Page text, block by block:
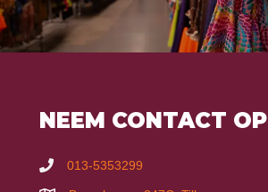
NEEM CONTACT OP
013-5353299